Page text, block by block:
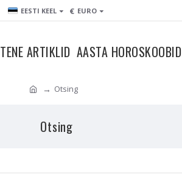
EESTI KEEL € EURO
TENE ARTIKLID AASTA HOROSKOOBID
Otsing
Otsing